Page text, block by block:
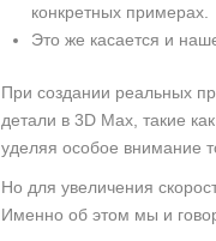
конкретных примерах.
Это же касается и
При создании реальных
детали в 3D Max, такие
уделяя особое внимание
Но для увеличения
Именно об этом мы и